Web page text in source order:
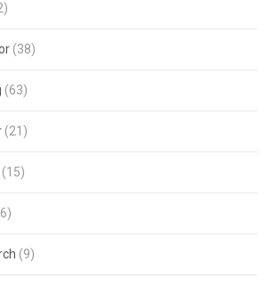
(38)
(63)
(21)
(15)
(9)